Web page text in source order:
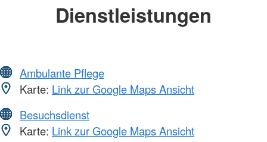
Dienstleistungen
Ambulante Pflege
Karte: Link zur Google Maps Ansicht
Besuchsdienst
Karte: Link zur Google Maps Ansicht